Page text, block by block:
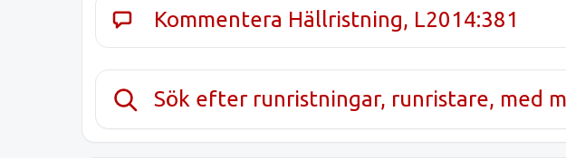
Kommentera Hällristning, L2014:381
Sök efter runristningar, runristare, med